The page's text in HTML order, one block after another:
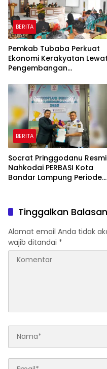
BERITA
Pemkab Tubaba Perkuat
Ekonomi Kerakyatan Lewat
Pengembangan
Penyaluran KUR
BERITA
Socrat Pringgodanu Resmi
Nahkodai PERBASI Kota
Bandar Lampung Periode
Tinggalkan Balasan
Alamat email Anda tidak
wajib ditandai *